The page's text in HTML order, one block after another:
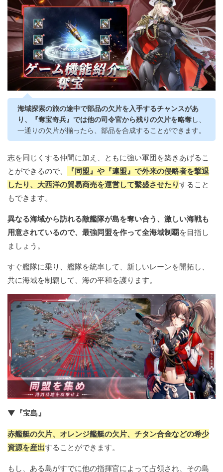
海域探索の旅の途中で部品の欠片を入手するチャンスがあ
り、『奪宝奇兵』では他の司令官から残りの欠片を略奪し、
一通りの欠片が揃ったら、部品を合成することができます。
志を同じくする仲間に加え、ともに強い軍団を築きあげるこ
とができるので、
『同盟』や『連盟』で外来の侵略者を撃退
したり、大西洋の貿易商売を運営して繫盛させたりすること
もできます。
異なる海域から訪れる敵艦隊が島を奪い合う、激しい海戦も
用意されているので、最強同盟を作って全海域制覇を目指し
ましょう。
すぐ艦隊に乗り、艦隊を統率して、新しいレーンを開拓し、
共に海域を制覇して、海の平和を護ります。
▼『宝島』
赤艦艇の欠片、オレンジ艦艇の欠片、チタン合金などの希少
資源を産出することができます。
もし、ある島がすでに他の指揮官によって占領され、その島